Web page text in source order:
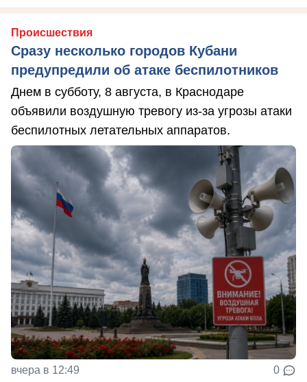
Происшествия
Сразу несколько городов Кубани
предупредили об атаке беспилотников
Днем в субботу, 8 августа, в Краснодаре
объявили воздушную тревогу из-за угрозы атаки
беспилотных летательных аппаратов.
вчера в 12:49 0